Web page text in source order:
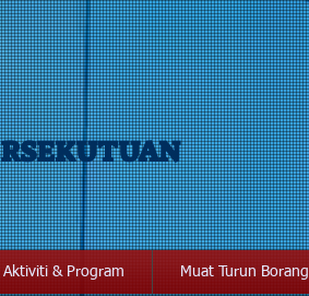
Aktiviti & Program Muat Turun Borang